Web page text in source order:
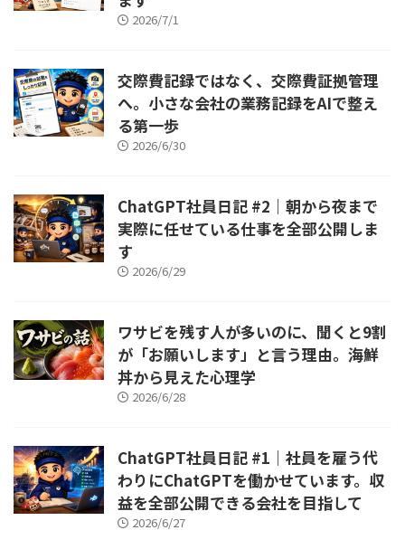
2026/7/1
交際費記録ではなく、交際費証拠管理
へ。小さな会社の業務記録をAIで整え
る第一歩
2026/6/30
ChatGPT社員日記 #2｜朝から夜まで
実際に任せている仕事を全部公開しま
す
2026/6/29
ワサビを残す人が多いのに、聞くと9割
が「お願いします」と言う理由。海鮮
丼から見えた心理学
2026/6/28
ChatGPT社員日記 #1｜社員を雇う代
わりにChatGPTを働かせています。収
益を全部公開できる会社を目指して
2026/6/27